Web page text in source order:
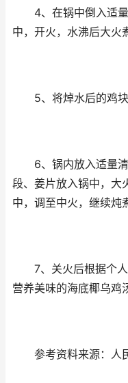
4、在锅中倒入适量
中，开火，水沸后大火
5、将焯水后的鸡块
6、锅内放入适量清
段、姜片放入锅中，大
中，调至中火，继续炖
7、关火后根据个人
营养美味的海底椰乌鸡
参考资料来源：人